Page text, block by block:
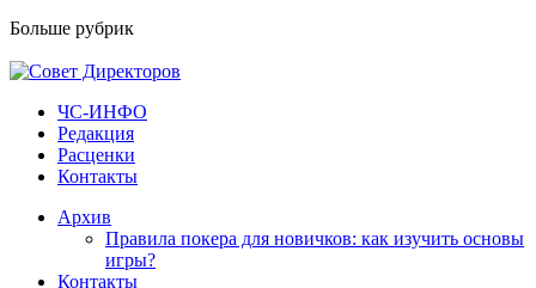
Больше рубрик
ЧС-ИНФО
Редакция
Расценки
Контакты
Архив
Правила покера для новичков: как изучить основы
игры?
Контакты